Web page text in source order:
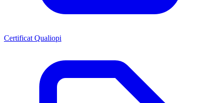
Certificat Qualiopi